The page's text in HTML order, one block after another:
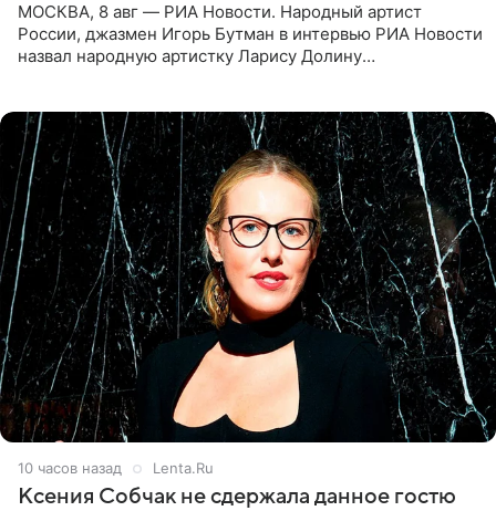
МОСКВА, 8 авг — РИА Новости. Народный артист
России, джазмен Игорь Бутман в интервью РИА Новости
назвал народную артистку Ларису Долину
10 часов назад Lenta.Ru
Ксения Собчак не сдержала данное гостю